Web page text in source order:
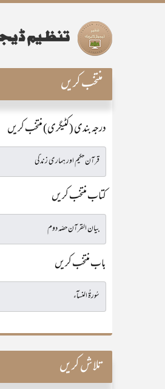
منتخب کریں
درجہ بندی (کٹیگری) منتخب کریں
کتاب منتخب کریں
باب منتخب کریں
تلاش کریں